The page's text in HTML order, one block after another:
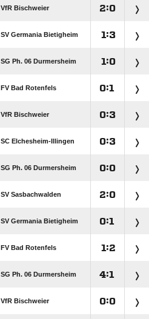
VfR Bischweier :
SV Germania Bietigheim :
SG Ph. 06 Durmersheim :
FV Bad Rotenfels :
VfR Bischweier :
SC Elchesheim-Illingen :
SG Ph. 06 Durmersheim :
SV Sasbachwalden :
SV Germania Bietigheim :
FV Bad Rotenfels :
SG Ph. 06 Durmersheim :
VfR Bischweier :